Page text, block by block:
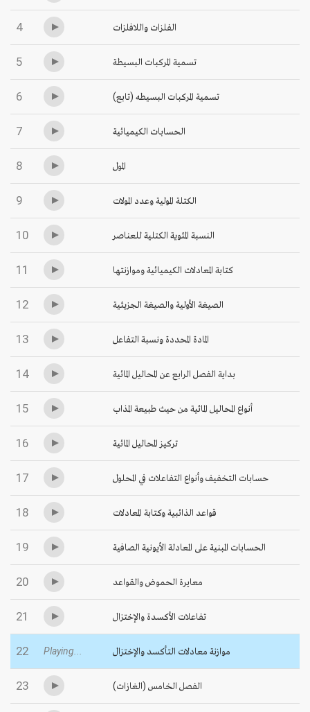
4 الفلزات واللافلزات
5 تسمية المركبات البسيطة
6 تسمية المركبات البسيطه (تابع)
7 الحسابات الكيميائية
8 المول
9 الكتلة المولية وعدد المولات
10 النسبة المئوية الكتلية للعناصر
11 كتابة المعادلات الكيميائية وموازنتها
12 الصيغة الأولية والصيغة الجزيئية
13 المادة المحددة ونسبة التفاعل
14 بداية الفصل الرابع عن المحاليل المائية
15 أنواع المحاليل المائية من حيث طبيعة المذاب
16 تركيز المحاليل المائية
17 حسابات التخفيف وأنواع التفاعلات في المحلول
18 قواعد الذائبية وكتابة المعادلات
19 الحسابات المبنية على المعادلة الأيونية الصافية
20 معايرة الحموض والقواعد
21 تفاعلات الأكسدة والإختزال
22 Playing... موازنة معادلات التأكسد والإختزال
23 الفصل الخامس (الغازات)